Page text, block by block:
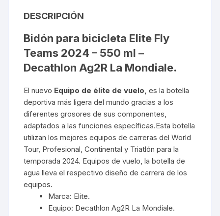
DESCRIPCIÓN
Bidón para bicicleta Elite Fly
Teams 2024 – 550 ml –
Decathlon Ag2R La Mondiale.
El nuevo Equipo de élite de vuelo,es la botella
deportiva más ligera del mundo gracias a los
diferentes grosores de sus componentes,
adaptados a las funciones específicas.Esta botella
utilizan los mejores equipos de carreras del World
Tour, Profesional, Continental y Triatlón para la
temporada 2024. Equipos de vuelo, la botella de
agua lleva el respectivo diseño de carrera de los
equipos.
Marca: Elite.
Equipo: Decathlon Ag2R La Mondiale.